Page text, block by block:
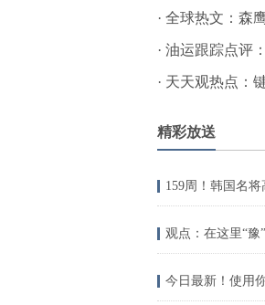
· 全球热文：森
· 油运跟踪点评
· 天天观热点：键
精彩放送